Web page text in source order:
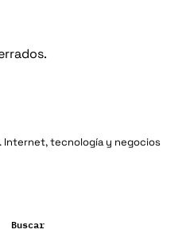
Internet, tecnología y negocios
Buscar